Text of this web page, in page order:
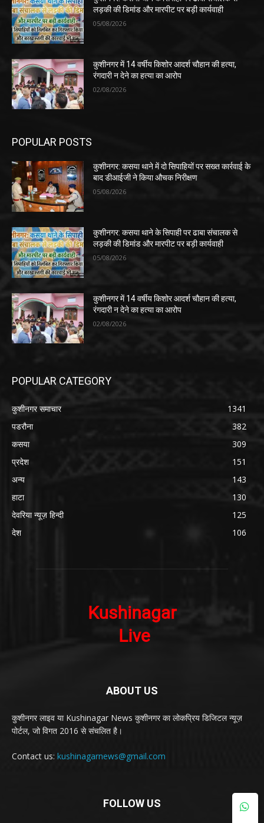
लड़की की डिमांड और मारपीट पर बड़ी कार्यवाही
05/08/2026
कुशीनगर में 14 वर्षीय किशोर आदर्श चौहान की हत्या,
रंगदारी न देने का हत्या का आरोप
02/08/2026
POPULAR POSTS
कुशीनगर: कसया थाने में दो सिपाहियों पर सख्त कार्रवाई के
बाद डीआईजी ने किया औचक निरीक्षण
05/08/2026
कुशीनगर: कसया थाने के सिपाही पर ढाबा संचालक से
लड़की की डिमांड और मारपीट पर बड़ी कार्यवाही
05/08/2026
कुशीनगर में 14 वर्षीय किशोर आदर्श चौहान की हत्या,
रंगदारी न देने का हत्या का आरोप
02/08/2026
POPULAR CATEGORY
कुशीनगर समाचार
1341
पडरौना
382
कसया
309
प्रदेश
151
अन्य
143
हाटा
130
देवरिया न्यूज़ हिन्दी
125
देश
106
ABOUT US
कुशीनगर लाइव या Kushinagar News कुशीनगर का लोकप्रिय डिजिटल न्यूज़
पोर्टल, जो विगत 2016 से संचलित है।
Contact us: kushinagarnews@gmail.com
FOLLOW US